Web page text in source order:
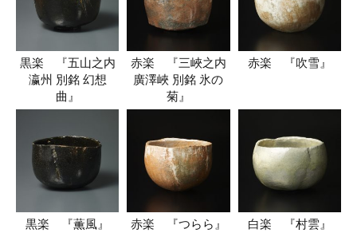
黒楽 『五山之内
瀛州 別銘 幻想
曲』
赤楽 『三峽之内
廣澤峽 別銘 氷の
菊』
赤楽 『吹雪』
黒楽 『薫風』 赤楽 『つらら』 白楽 『村雲』